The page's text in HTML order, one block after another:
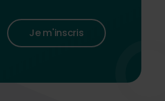
Je m'inscris